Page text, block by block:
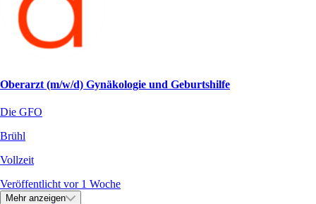
Oberarzt (m/w/d) Gynäkologie und Geburtshilfe
Die GFO
Brühl
Vollzeit
Veröffentlicht vor 1 Woche
Mehr anzeigen